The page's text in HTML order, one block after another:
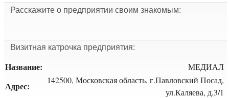
Расскажите о предприятии своим знакомым:
Визитная катрочка предприятия:
Название: МЕДИАЛ
Адрес:
142500, Московская область, г.Павловский Посад,
ул.Каляева, д.3/1